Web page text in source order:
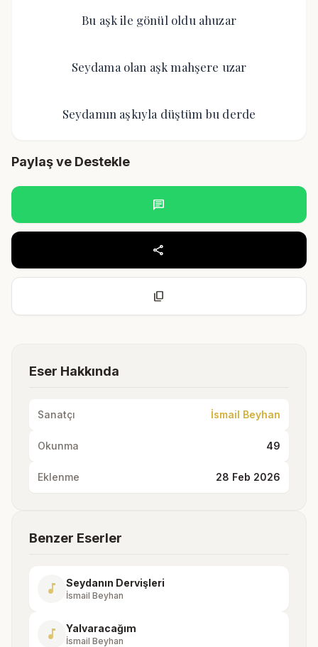
Bu aşk ile gönül oldu ahuzar
Seydama olan aşk mahşere uzar
Seydamın aşkıyla düştüm bu derde
Paylaş ve Destekle
chat
share
content_copy
Eser Hakkında
Sanatçı İsmail Beyhan
Okunma 49
Eklenme 28 Feb 2026
Benzer Eserler
music_note Seydanın Dervişleri
İsmail Beyhan
music_note Yalvaracağım
İsmail Beyhan